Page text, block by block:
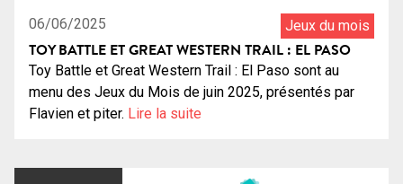
06/06/2025 Jeux du mois
TOY BATTLE ET GREAT WESTERN TRAIL : EL PASO
Toy Battle et Great Western Trail : El Paso sont au
menu des Jeux du Mois de juin 2025, présentés par
Flavien et piter. Lire la suite